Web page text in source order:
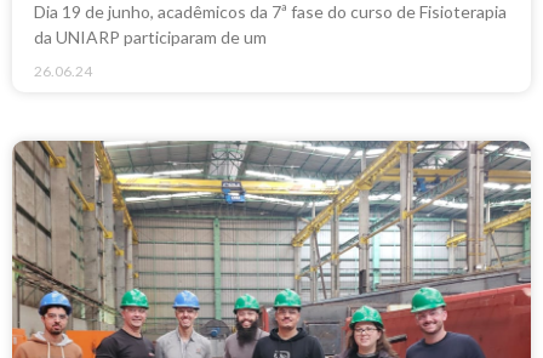
Dia 19 de junho, acadêmicos da 7ª fase do curso de Fisioterapia
da UNIARP participaram de um
26.06.24